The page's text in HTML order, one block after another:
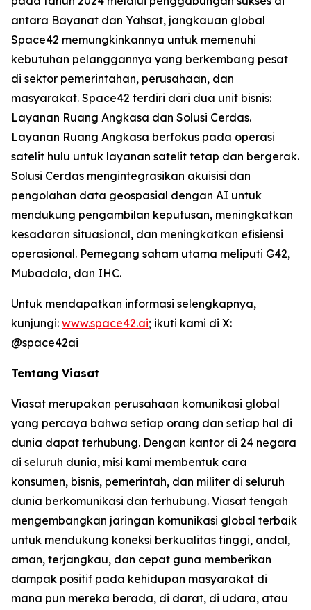
antara Bayanat dan Yahsat, jangkauan global
Space42 memungkinkannya untuk memenuhi
kebutuhan pelanggannya yang berkembang pesat
di sektor pemerintahan, perusahaan, dan
masyarakat. Space42 terdiri dari dua unit bisnis:
Layanan Ruang Angkasa dan Solusi Cerdas.
Layanan Ruang Angkasa berfokus pada operasi
satelit hulu untuk layanan satelit tetap dan bergerak.
Solusi Cerdas mengintegrasikan akuisisi dan
pengolahan data geospasial dengan AI untuk
mendukung pengambilan keputusan, meningkatkan
kesadaran situasional, dan meningkatkan efisiensi
operasional. Pemegang saham utama meliputi G42,
Mubadala, dan IHC.
Untuk mendapatkan informasi selengkapnya,
kunjungi: www.space42.ai; ikuti kami di X:
@space42ai
Tentang Viasat
Viasat merupakan perusahaan komunikasi global
yang percaya bahwa setiap orang dan setiap hal di
dunia dapat terhubung. Dengan kantor di 24 negara
di seluruh dunia, misi kami membentuk cara
konsumen, bisnis, pemerintah, dan militer di seluruh
dunia berkomunikasi dan terhubung. Viasat tengah
mengembangkan jaringan komunikasi global terbaik
untuk mendukung koneksi berkualitas tinggi, andal,
aman, terjangkau, dan cepat guna memberikan
dampak positif pada kehidupan masyarakat di
mana pun mereka berada, di darat, di udara, atau